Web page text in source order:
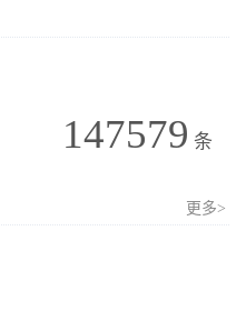
147579 条
更多>